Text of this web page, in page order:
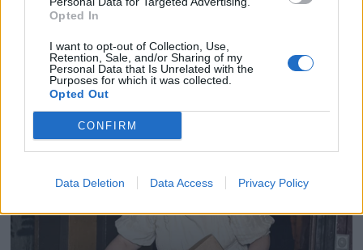
Opted In
I want to opt-out of Collection, Use,
Retention, Sale, and/or Sharing of my
Personal Data that Is Unrelated with the
Purposes for which it was collected.
Opted Out
CONFIRM
Data Deletion Data Access Privacy Policy